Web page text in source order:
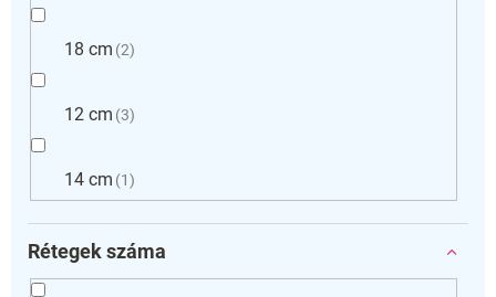
18 cm 2
12 cm 3
14 cm 1
Rétegek száma